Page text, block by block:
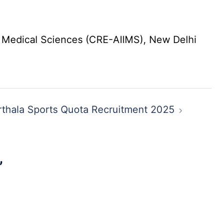
Sciences (CRE-AIIMS), New Delhi
Sports Quota Recruitment 2025